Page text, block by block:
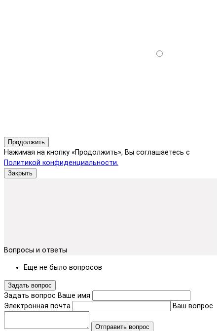
Продолжить
Нажимая на кнопку «Продолжить», Вы соглашаетесь с
Политикой конфиденциальности.
Закрыть
Вопросы и ответы
Еще не было вопросов
Задать вопрос
Задать вопрос Ваше имя
Электронная почта
Ваш вопрос
Отправить вопрос